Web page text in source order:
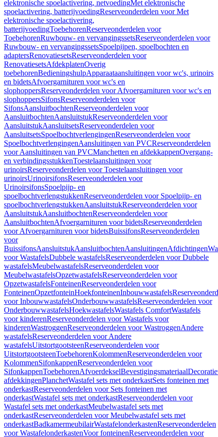
elektronische spoelactivering, netvoedingMet elektronische
spoelactivering, batterijvoedingReserveonderdelen voor Met
elektronische spoelactivering,
batterijvoedingToebehorenReserveonderdelen voor
ToebehorenRuwbouw- en vervangingssetsReserveonderdelen voor
Ruwbouw- en vervangingssetsSpoelpijpen, spoelbochten en
adaptersRenovatiesetsReserveonderdelen voor
RenovatiesetsAfdekplatenOverig
toebehorenBedieningshulpApparaataansluitingen voor wc's, urinoirs
en bidetsAfvoergarnituren voor wc's en
slophoppersReserveonderdelen voor Afvoergarnituren voor wc's en
slophoppersSifonsReserveonderdelen voor
SifonsAansluitbochtenReserveonderdelen voor
AansluitbochtenAansluitstukReserveonderdelen voor
AansluitstukAansluitsetsReserveonderdelen voor
AansluitsetsSpoelbochtverlengingenReserveonderdelen voor
SpoelbochtverlengingenAansluitingen van PVCReserveonderdelen
voor Aansluitingen van PVCManchetten en afdekkappenOvergang-
en verbindingsstukkenToestelaansluitingen voor
urinoirsReserveonderdelen voor Toestelaansluitingen voor
urinoirsUrinoirsifonsReserveonderdelen voor
UrinoirsifonsSpoelpijp- en
spoelbochtverlengstukkenReserveonderdelen voor Spoelpijp- en
spoelbochtverlengstukkenAansluitstukReserveonderdelen voor
AansluitstukAansluitbochtenReserveonderdelen voor
AansluitbochtenAfvoergarnituren voor bidetsReserveonderdelen
voor Afvoergarnituren voor bidetsBuissifonsReserveonderdelen
voor
BuissifonsAansluitstukAansluitbochtenAansluitingenAfdichtingen
voor WastafelsDubbele wastafelsReserveonderdelen voor Dubbele
wastafelsMeubelwastafelsReserveonderdelen voor
MeubelwastafelsOpzetwastafelsReserveonderdelen voor
OpzetwastafelsFonteinenReserveonderdelen voor
FonteinenOpzetfonteinHoekfonteinenInbouwwastafels
voor InbouwwastafelsOnderbouwwastafelsReserveonderdelen voor
OnderbouwwastafelsHoekwastafelsWastafels ComfortWastafels
voor kinderenReserveonderdelen voor Wastafels voor
kinderenWastroggenReserveonderdelen voor WastroggenAndere
wastafelsReserveonderdelen voor Andere
wastafelsUitstortgootsteenReserveonderdelen voor
UitstortgootsteenToebehorenKolommenReserveonderdelen voor
KolommenSifonkappenReserveonderdelen voor
SifonkappenToebehorenAfvoerdekselBevestigingsmateriaal
afdekkingenPlanchetWastafel sets met onderkastSets fonteinen met
onderkastReserveonderdelen voor Sets fonteinen met
onderkastWastafel sets met onderkastReserveonderdelen voor
Wastafel sets met onderkastMeubelwastafel sets met
onderkastReserveonderdelen voor Meubelwastafel sets met
onderkastBadkamermeubilairWastafelonderkastenReserveonderdelen
voor WastafelonderkastenVoor fonteinenReserveonderdelen voor